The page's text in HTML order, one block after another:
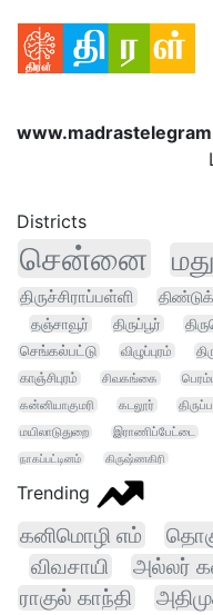
Districts
சென்னை
திருச்சிராப்பள்ளி
தஞ்சாவூர்
திருப்பூர்
செங்கல்பட்டு
விழுப்புரம்
காஞ்சிபுரம்
சிவகங்கை
கன்னியாகுமரி
கடலூர்
மயிலாடுதுறை
இராணிப்பேட்டை
நாகப்பட்டினம்
கிருஷ்ணகிரி
Trending
கனிமொழி எம்
விவசாயி
அல்லர்
ராகுல் காந்தி